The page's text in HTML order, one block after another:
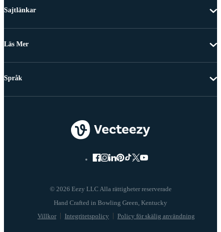
Sajtlänkar
Läs Mer
© 2026 Eezy LLC Alla rättigheter reserverade
Villkor Integritetspolicy Policy för skälig användning
Språk